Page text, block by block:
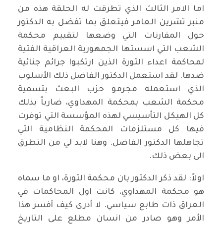
اما الامر الثالث الذي تطرقت له الحلقة هذه من
منبر تشرين العامر فيتعلق بما تفضل به الدكتور
حول المقارنات التي وضعها لتقييم محكمة
الشعب التي اسستها الجمهورية العراقية الفتية
لمحاكمة اعداء الثورة الذين ارتكبوا جرائم جنائية
ضدها. لقد استعمل الدكتور الفاضل ذلك الأسلوب
الذي استعمله مجرمو حزب البعث بتسمية
محكمة الشعب بمحكمة المهداوي، ضارباً بذلك
كل الهيكل التأسيسي لهذه المؤسسة التي توفرت
فيها كل مستلزمات المحكمة النظامية التي
تجاهلها الدكتور الفاضل. وهنا لابد لي من التطرق
الى بعض ذلك.
اولاً: لقد ذكر الدكتور بان محكمة الثورة، او ما سماه
هو محكمة المهداوي، كانت اول المحاكمات في
العراق ذات طابع سياسي. لا أدرى كيف أفسر هذا
الأمر وهو صادر من انسان مطلع على التاريخ